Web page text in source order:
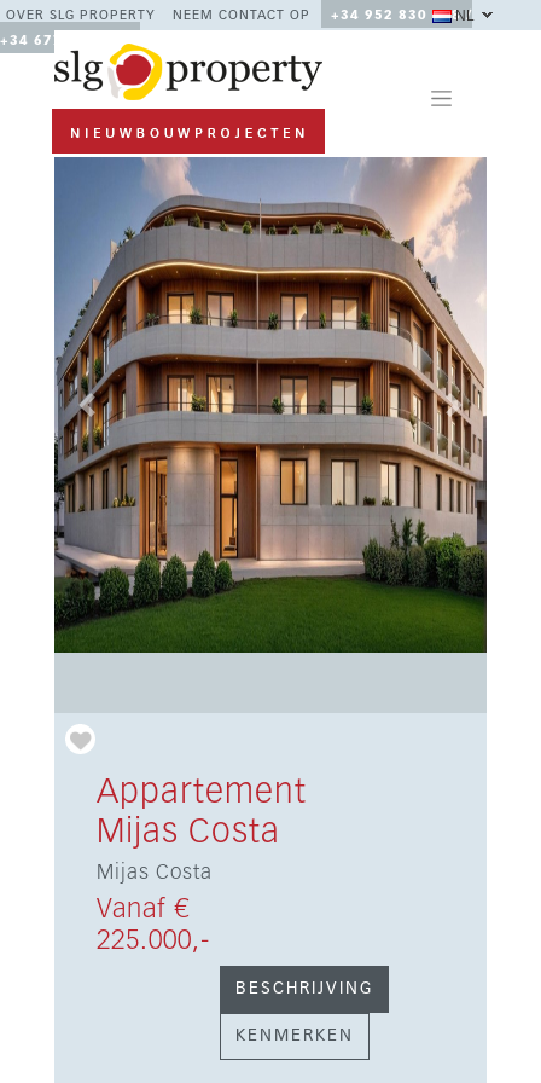
OVER SLG PROPERTY NEEM CONTACT OP
+34 952 830 378 /
+34 677 670 480
NL
Previous Next
Appartement
Mijas Costa
Mijas Costa
Vanaf €
225.000,-
BESCHRIJVING
KENMERKEN